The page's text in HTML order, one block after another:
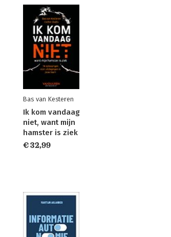
Bas van Kesteren
Ik kom vandaag
niet, want mijn
hamster is ziek
€ 32,99